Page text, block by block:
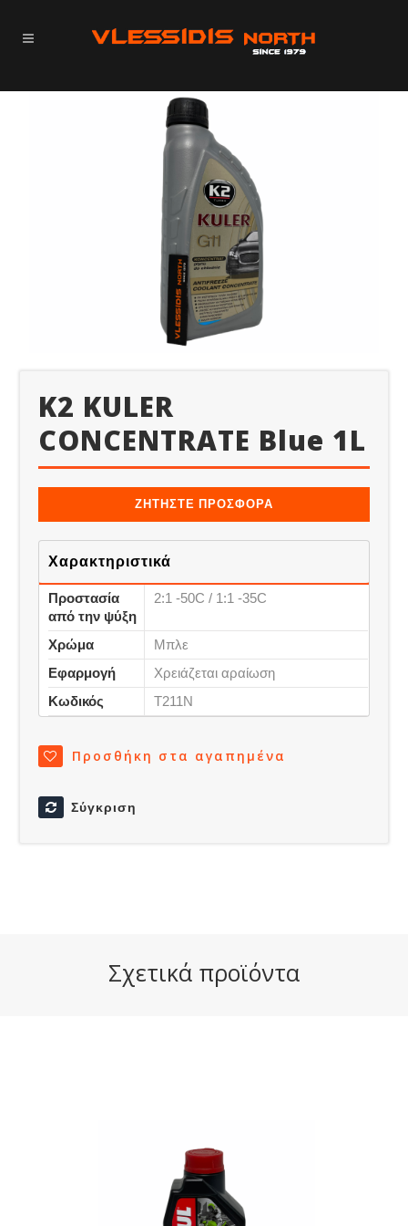
K2 KULER
CONCENTRATE Blue 1L
ΖΗΤΗΣΤΕ ΠΡΟΣΦΟΡΑ
Προσθήκη στα αγαπημένα
Σύγκριση
Χαρακτηριστικά
Προστασία
από την ψύξη
2:1 -50C / 1:1 -35C
Χρώμα
Μπλε
Εφαρμογή
Χρειάζεται αραίωση
Κωδικός
T211N
Σχετικά προϊόντα